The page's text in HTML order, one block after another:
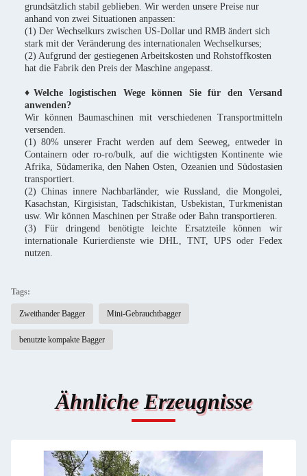
grundsätzlich stabil geblieben. Wir werden unsere Preise nur
anhand von zwei Situationen anpassen:
(1) Der Wechselkurs zwischen US-Dollar und RMB ändert sich
stark mit der Veränderung des internationalen Wechselkurses;
(2) Aufgrund der gestiegenen Arbeitskosten und Rohstoffkosten
hat die Fabrik den Preis der Maschine angepasst.
♦Welche logistischen Wege können Sie für den Versand
anwenden?
Wir können Baumaschinen mit verschiedenen Transportmitteln
versenden.
(1) 80% unserer Fracht werden auf dem Seeweg, entweder in
Containern oder ro-ro/bulk, auf die wichtigsten Kontinente wie
Afrika, Südamerika, den Nahen Osten, Ozeanien und Südostasien
transportiert.
(2) Chinas innere Nachbarländer, wie Russland, die Mongolei,
Kasachstan, Kirgisistan, Tadschikistan, Usbekistan, Turkmenistan
usw. Wir können Maschinen per Straße oder Bahn transportieren.
(3) Für dringend benötigte leichte Ersatzteile können wir
internationale Kurierdienste wie DHL, TNT, UPS oder Fedex
nutzen.
Tags:
Zweithander Bagger Mini-Gebrauchtbagger
benutzte kompakte Bagger
Ähnliche Erzeugnisse